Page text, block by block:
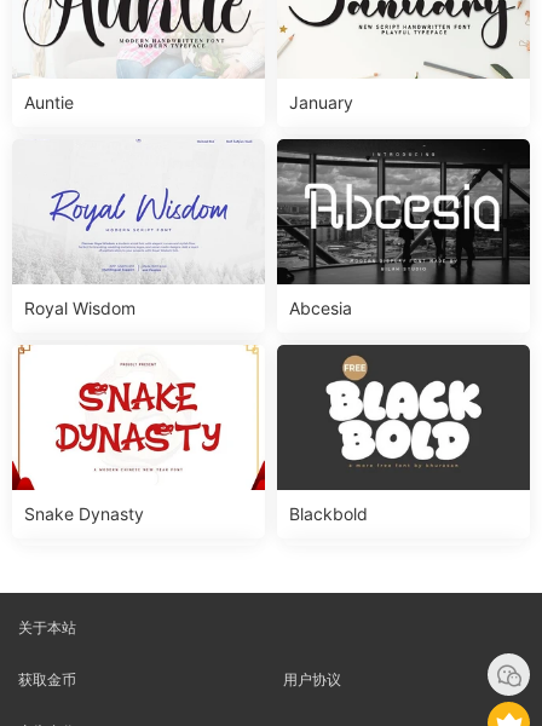
Auntie January
Royal Wisdom Abcesia
Snake Dynasty Blackbold
关于本站
获取金币 用户协议